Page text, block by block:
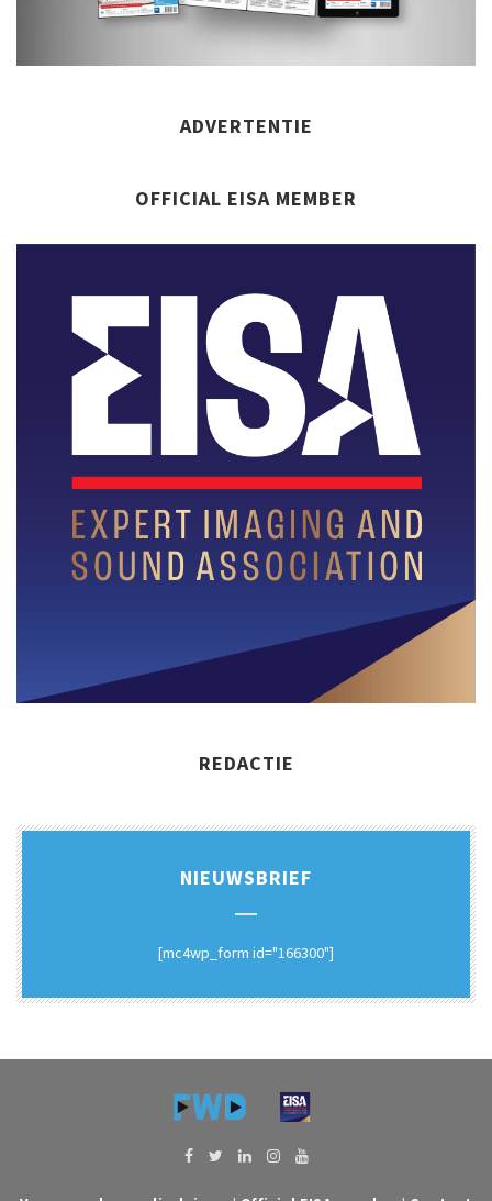
ADVERTENTIE
OFFICIAL EISA MEMBER
REDACTIE
NIEUWSBRIEF
[mc4wp_form id="166300"]